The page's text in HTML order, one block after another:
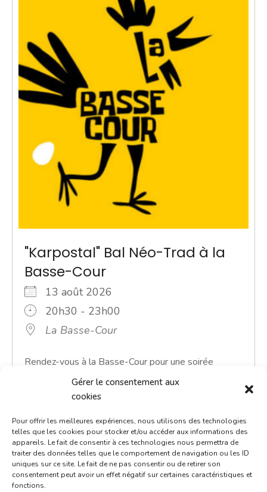
Gérer le consentement aux
cookies
Pour offrir les meilleures expériences, nous utilisons des technologies
telles que les cookies pour stocker et/ou accéder aux informations des
appareils. Le fait de consentir à ces technologies nous permettra de
traiter des données telles que le comportement de navigation ou les ID
uniques sur ce site. Le fait de ne pas consentir ou de retirer son
consentement peut avoir un effet négatif sur certaines caractéristiques et
fonctions.
"Karpostal" Bal Néo-Trad à la
Basse-Cour
13 août 2026
20h30 - 23h00
La Basse-Cour
Rendez-vous à la Basse-Cour pour une soirée
spectacle ! "Karpostal" Bal Néo-Trad avec Lionel
Banevitch. Loop Trad & Emmaüs invite à un voyage
En savoir plus